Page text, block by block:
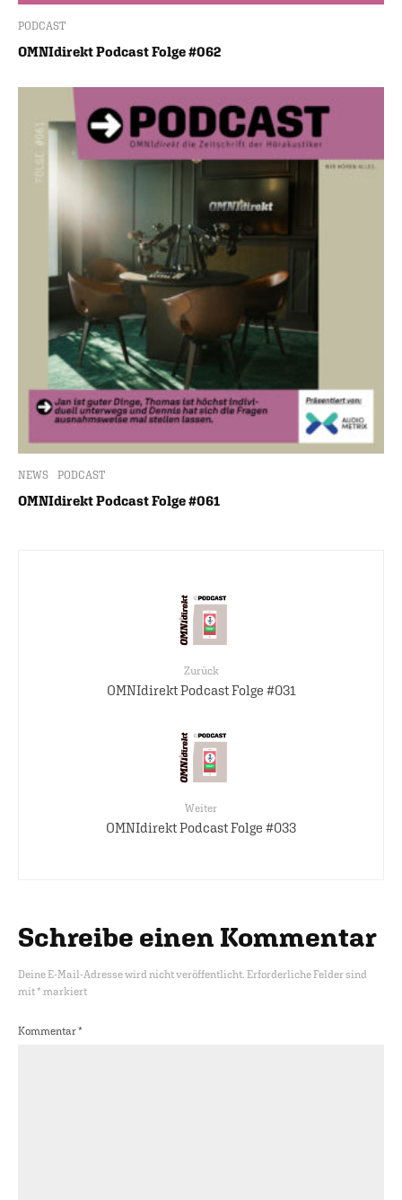
PODCAST
OMNIdirekt Podcast Folge #062
NEWS PODCAST
OMNIdirekt Podcast Folge #061
Zurück
OMNIdirekt Podcast Folge #031
Weiter
OMNIdirekt Podcast Folge #033
Schreibe einen Kommentar
Deine E-Mail-Adresse wird nicht veröffentlicht. Erforderliche Felder sind
mit* markiert
Kommentar*